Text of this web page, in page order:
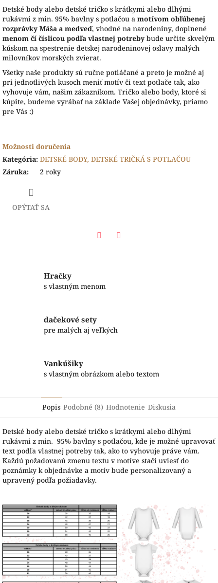
Detské body alebo detské tričko s krátkymi alebo dlhými
rukávmi z min. 95% bavlny s potlačou a motívom obľúbenej
rozprávky Máša a medveď, vhodné na narodeniny, doplnené
menom čí číslicou podľa vlastnej potreby bude určite skvelým
kúskom na spestrenie detskej narodeninovej oslavy malých
milovníkov morských zvierat.
Všetky naše produkty sú ručne potláčané a preto je možné aj
pri jednotlivých kusoch meniť motív či text potlače tak, ako
vyhovuje vám, našim zákazníkom. Tričko alebo body, ktoré si
kúpite, budeme vyrábať na základe Vašej objednávky, priamo
pre Vás :)
Možnosti doručenia
Kategória: DETSKÉ BODY, DETSKÉ TRIČKÁ S POTLAČOU
Záruka: 2 roky
OPÝTAŤ SA
Hračky
s vlastným menom
dačekové sety
pre malých aj veľkých
Vankúšiky
s vlastným obrázkom alebo textom
Popis Podobné (8) Hodnotenie Diskusia
Detské body alebo detské tričko s krátkymi alebo dlhými
rukávmi z min. 95% bavlny s potlačou, kde je možné upravovať
text podľa vlastnej potreby tak, ako to vyhovuje práve vám.
Každú požadovanú zmenu textu v motíve stačí uviesť do
poznámky k objednávke a motív bude personalizovaný a
upravený podľa požiadavky.